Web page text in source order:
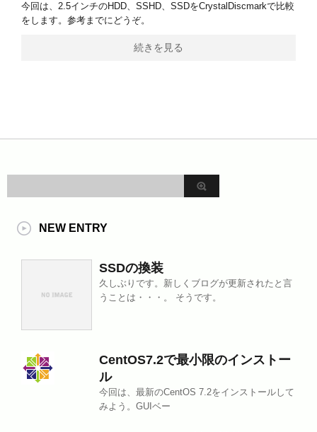
今回は、2.5インチのHDD、SSHD、SSDをCrystalDiscmarkで比較
をします。参考までにどうぞ。
続きを見る
NEW ENTRY
SSDの換装
久しぶりです。新しくブログが更新されたと言
うことは・・・。 そうです。
CentOS7.2で最小限のインストー
ル
今回は、最新のCentOS 7.2をインストールして
みよう。GUIベー